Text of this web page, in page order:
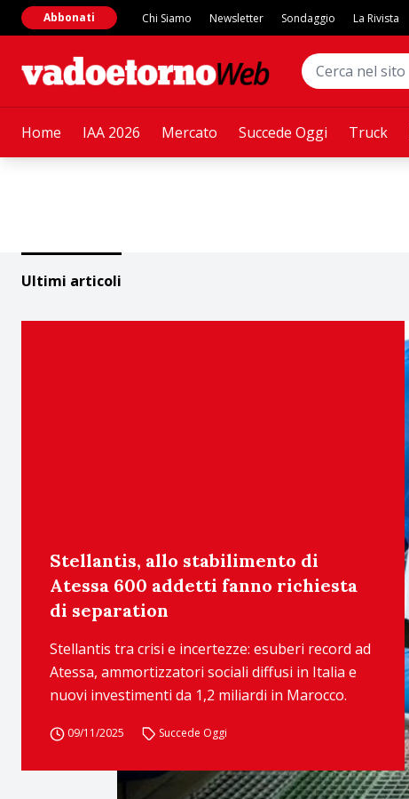
Home IAA 2026 Mercato Succede Oggi Truck
Abbonati Chi Siamo Newsletter Sondaggio La Rivista
Ultimi articoli
Stellantis, allo stabilimento di
Atessa 600 addetti fanno richiesta
di separation
Stellantis tra crisi e incertezze: esuberi record ad
Atessa, ammortizzatori sociali diffusi in Italia e
nuovi investimenti da 1,2 miliardi in Marocco.
09/11/2025 Succede Oggi